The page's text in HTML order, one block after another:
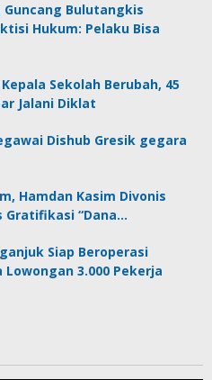
Guncang Bulutangkis
Hukum: Pelaku Bisa
Sekolah Berubah, 45
Jalani Diklat
Dishub Gresik gegara
Hamdan Kasim Divonis
Gratifikasi “Dana…
Siap Beroperasi
Lowongan 3.000 Pekerja